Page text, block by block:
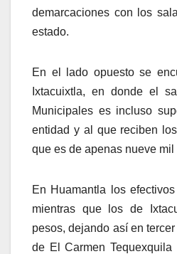
demarcaciones con los
estado.
En el lado opuesto se
Ixtacuixtla, en donde el
Municipales es incluso
entidad y al que reciben
que es de apenas nueve mil
En Huamantla los
mientras que los de
pesos, dejando así en
de El Carmen